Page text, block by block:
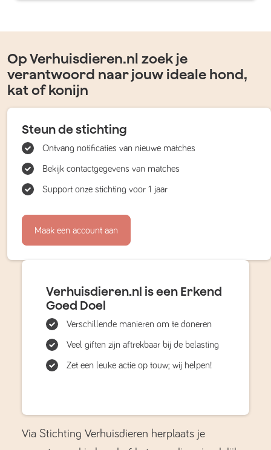
Op Verhuisdieren.nl zoek je
verantwoord naar jouw ideale hond,
kat of konijn
Steun de stichting
Ontvang notificaties van nieuwe matches
Bekijk contactgegevens van matches
Support onze stichting voor 1 jaar
Maak een account aan
Verhuisdieren.nl is een Erkend
Goed Doel
Verschillende manieren om te doneren
Veel giften zijn aftrekbaar bij de belasting
Zet een leuke actie op touw; wij helpen!
Via Stichting Verhuisdieren herplaats je